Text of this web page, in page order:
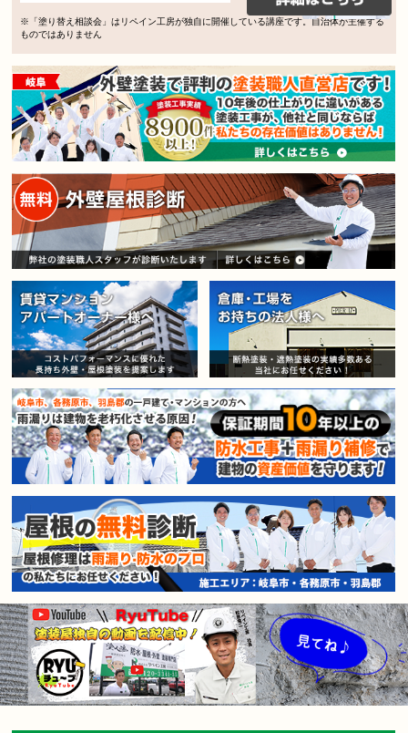
※「塗り替え相談会」はリペイン工房が独自に開催している講座です。自治体が主催する
ものではありません
賃貸マンション・アパートオー